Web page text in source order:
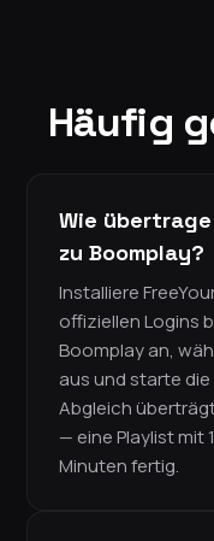
Häufig
Wie
zu Boomplay?
Installiere
offiziellen Logins
Boomplay an,
aus und starte
Abgleich
— eine Playlist mit
Minuten fertig.